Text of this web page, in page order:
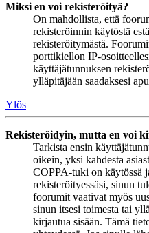
Miksi en voi rekisteröityä?
On mahdollista, että
rekisteröinnin käytöstä
rekisteröitymästä.
porttikiellon IP-
käyttäjätunnuksen
ylläpitäjään saadaksesi
Ylös
Rekisteröidyin, mutta en voi
Tarkista ensin
oikein, yksi kahdesta
COPPA-tuki on käytössä
rekisteröityessäsi, sinun
foorumit vaativat myös
sinun itsesi toimesta tai
kirjautua sisään. Tämä